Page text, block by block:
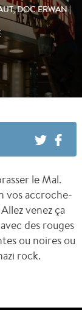
DOC ERWAN|
le Mal.
vos accroche-
venez ça
des rouges
ou noires ou
rock.